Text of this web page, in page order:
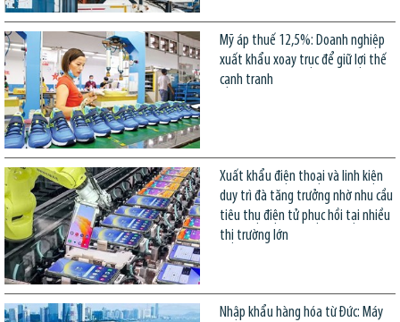
Mỹ áp thuế 12,5%: Doanh nghiệp
xuất khẩu xoay trục để giữ lợi thế
cạnh tranh
Xuất khẩu điện thoại và linh kiện
duy trì đà tăng trưởng nhờ nhu cầu
tiêu thụ điện tử phục hồi tại nhiều
thị trường lớn
Nhập khẩu hàng hóa từ Đức: Máy